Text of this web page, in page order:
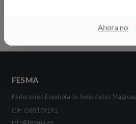
Ahora no
FESMA
Federación Española de Sociedades Mágicas
CIF: G88139191
info@fesma.es